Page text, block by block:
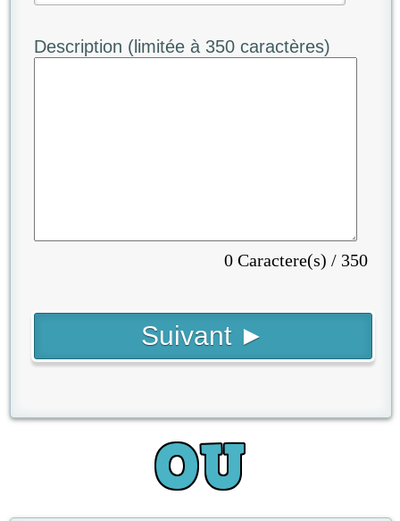
Description (limitée à 350 caractères)
0 Caractere(s) / 350